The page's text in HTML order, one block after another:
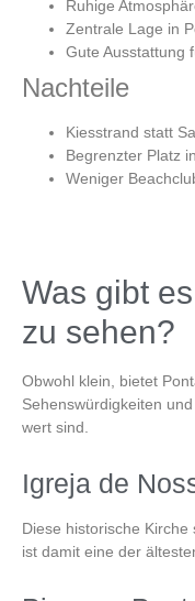
Ruhige
Zentrale Lage in
Gute Ausstattung
Nachteile
Kiesstrand statt
Begrenzter Platz
Weniger
Was gibt
zu sehen?
Obwohl klein, bietet
Sehenswürdigkeiten
wert sind.
Igreja de
Diese historische
ist damit eine der